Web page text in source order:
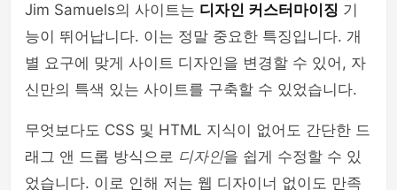
Jim Samuels의 사이트는 디자인 커스터마이징 기
능이 뛰어납니다. 이는 정말 중요한 특징입니다. 개
별 요구에 맞게 사이트 디자인을 변경할 수 있어, 자
신만의 특색 있는 사이트를 구축할 수 있었습니다.
무엇보다도 CSS 및 HTML 지식이 없어도 간단한 드
래그 앤 드롭 방식으로 디자인을 쉽게 수정할 수 있
었습니다. 이로 인해 저는 웹 디자이너 없이도 만족